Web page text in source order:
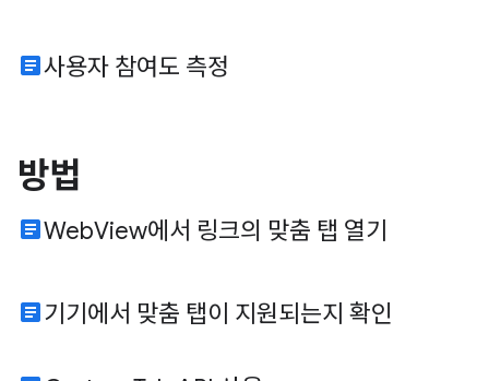
article사용자 참여도 측정
방법
articleWebView에서 링크의 맞춤 탭 열기
article기기에서 맞춤 탭이 지원되는지 확인